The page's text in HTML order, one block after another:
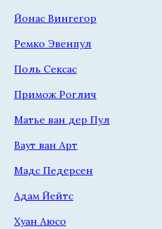
Йонас Вингегор
Ремко Эвенпул
Поль Сексас
Примож Роглич
Матье ван дер Пул
Ваут ван Арт
Мадс Педерсен
Адам Йейтс
Хуан Аюсо